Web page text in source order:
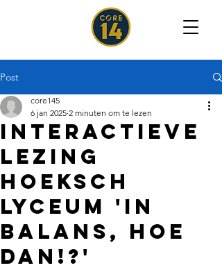
Post
interactieve
lezing
hoeksch
lyceum 'in
balans, hoe
dan!?'
core145
6 jan 2025 2 minuten om te lezen